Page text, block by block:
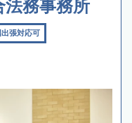
法務事務所
出張対応可